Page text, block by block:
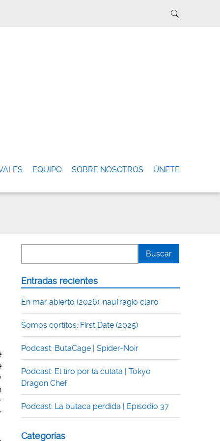
EQUIPO SOBRE NOSOTROS ÚNETE
Entradas recientes
En mar abierto (2026): naufragio claro
Somos cortitos: First Date (2025)
Podcast: ButaCage | Spider-Noir
Podcast: El tiro por la culata | Tokyo
Dragon Chef
Podcast: La butaca perdida | Episodio 37
Categorías